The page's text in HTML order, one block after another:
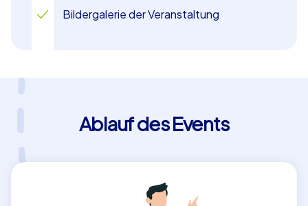
Bildergalerie der Veranstaltung
Ablauf des Events